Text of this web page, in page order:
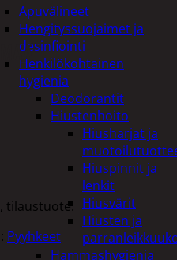
Apuvälineet
Hengityssuojaimet ja
desinfiointi
Henkilökohtainen
hygienia
Deodorantit
Hiustenhoito
Hiusharjat ja
Hiuspinnit ja
lenkit
Hiusvärit
Hiusten ja
Hammashygienia
tilaustuote.
Pyyhkeet